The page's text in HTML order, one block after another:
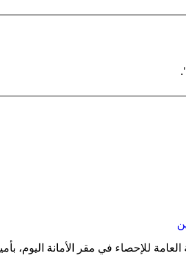
للإحصاء في مقر الأمانة